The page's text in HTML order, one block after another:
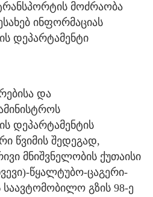
მოძრაობა
ინფორმაციას
დეპარტამენტი
და
დეპარტამენტის
წვიმის შედეგად,
მნიშვნელობის ქუთაისი
წყალტუბო-ცაგერი-
გზის 98-ე